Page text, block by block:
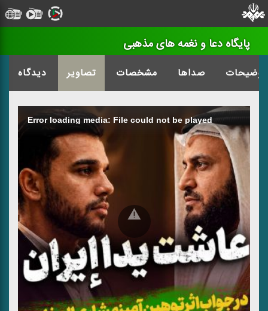
پایگاه دعا و نغمه های مذهبی
توضیحات صداها مشخصات تصاویر دیدگاه
Error loading media: File could not be played